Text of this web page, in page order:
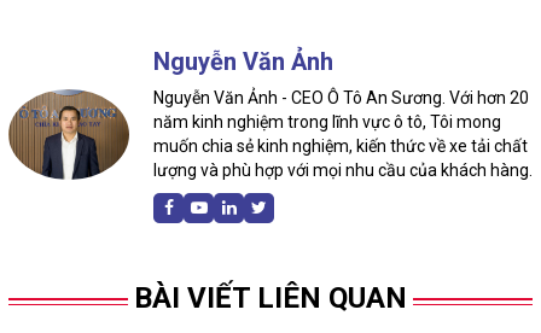
Nguyễn Văn Ảnh
Nguyễn Văn Ảnh - CEO Ô Tô An Sương. Với hơn 20
năm kinh nghiệm trong lĩnh vực ô tô, Tôi mong
muốn chia sẻ kinh nghiệm, kiến thức về xe tải chất
lượng và phù hợp với mọi nhu cầu của khách hàng.
BÀI VIẾT LIÊN QUAN